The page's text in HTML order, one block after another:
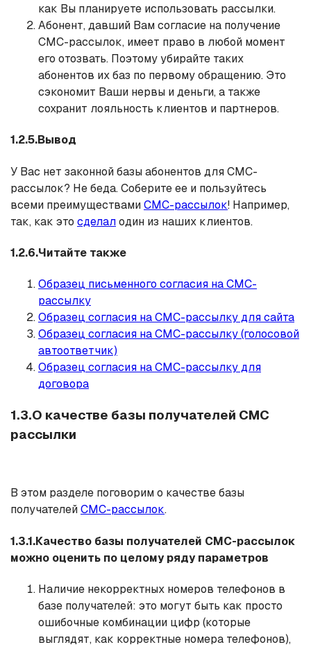
как Вы планируете использовать рассылки.
Абонент, давший Вам согласие на получение
СМС-рассылок, имеет право в любой момент
его отозвать. Поэтому убирайте таких
абонентов их баз по первому обращению. Это
сэкономит Ваши нервы и деньги, а также
сохранит лояльность клиентов и партнеров.
1.2.5.Вывод
У Вас нет законной базы абонентов для СМС-
рассылок? Не беда. Соберите ее и пользуйтесь
всеми преимуществамиСМС-рассылок! Например,
так, как это сделалодин из наших клиентов.
1.2.6.Читайте также
Образец письменного согласия на СМС-
рассылку
Образец согласия на СМС-рассылку для сайта
Образец согласия на СМС-рассылку (голосовой
автоответчик)
Образец согласия на СМС-рассылку для
договора
1.3.О качестве базы получателей СМС
рассылки
В этом разделе поговорим о качестве базы
получателейСМС-рассылок.
1.3.1.Качество базы получателей СМС-рассылок
можно оценить по целому ряду параметров
Наличие некорректных номеров телефонов в
базе получателей: это могут быть как просто
ошибочные комбинации цифр (которые
выглядят, как корректные номера телефонов),